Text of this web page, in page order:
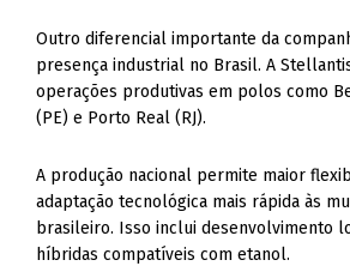
Outro diferencial importante da
presença industrial no Brasil. A
operações produtivas em polos como
(PE) e Porto Real (RJ).
A produção nacional permite maior
adaptação tecnológica mais rápida às
brasileiro. Isso inclui desenvolvimento
híbridas compatíveis com etanol.